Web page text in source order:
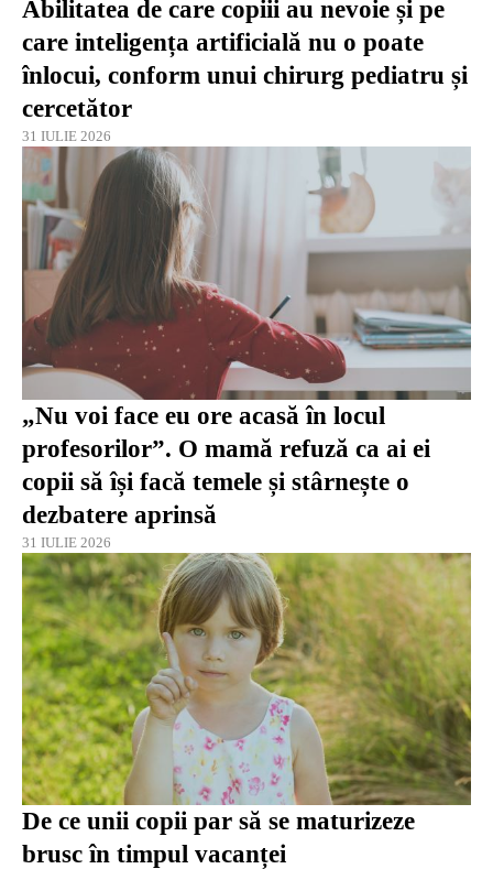
Abilitatea de care copiii au nevoie și pe
care inteligența artificială nu o poate
înlocui, conform unui chirurg pediatru și
cercetător
31 IULIE 2026
„Nu voi face eu ore acasă în locul
profesorilor”. O mamă refuză ca ai ei
copii să își facă temele și stârnește o
dezbatere aprinsă
31 IULIE 2026
De ce unii copii par să se maturizeze
brusc în timpul vacanței